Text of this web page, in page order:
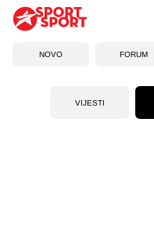
NOVO FORUM
VIJESTI